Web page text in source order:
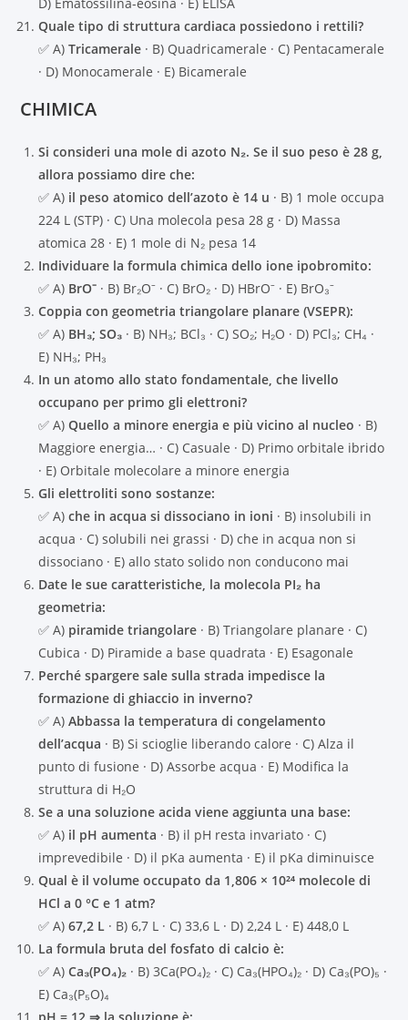
Quale tipo di struttura cardiaca possiedono i rettili?
✅ A)Tricamerale · B) Quadricamerale · C) Pentacamerale
· D) Monocamerale · E) Bicamerale
CHIMICA
Si consideri una mole di azoto N₂. Se il suo peso è 28 g,
allora possiamo dire che:
✅ A) il peso atomico dell’azoto è 14 u · B) 1 mole occupa
224 L (STP) · C) Una molecola pesa 28 g · D) Massa
atomica 28 · E) 1 mole di N₂ pesa 14
Individuare la formula chimica dello ione ipobromito:
✅ A) BrO⁻ · B) Br₂O⁻ · C) BrO₂ · D) HBrO⁻ · E) BrO₃⁻
Coppia con geometria triangolare planare (VSEPR):
✅ A) BH₃; SO₃ · B) NH₃; BCl₃ · C) SO₂; H₂O · D) PCl₃; CH₄ ·
E) NH₃; PH₃
In un atomo allo stato fondamentale, che livello
occupano per primo gli elettroni?
✅ A)Quello a minore energia e più vicino al nucleo · B)
Maggiore energia… · C) Casuale · D) Primo orbitale ibrido
· E) Orbitale molecolare a minore energia
Gli elettroliti sono sostanze:
✅ A)che in acqua si dissociano in ioni · B) insolubili in
acqua · C) solubili nei grassi · D) che in acqua non si
dissociano · E) allo stato solido non conducono mai
Date le sue caratteristiche, la molecola PI₂ ha
geometria:
✅ A) piramide triangolare · B) Triangolare planare · C)
Cubica · D) Piramide a base quadrata · E) Esagonale
Perché spargere sale sulla strada impedisce la
formazione di ghiaccio in inverno?
✅ A)Abbassa la temperatura di congelamento
dell’acqua · B) Si scioglie liberando calore · C) Alza il
punto di fusione · D) Assorbe acqua · E) Modifica la
struttura di H₂O
Se a una soluzione acida viene aggiunta una base:
✅ A) il pH aumenta · B) il pH resta invariato · C)
imprevedibile · D) il pKa aumenta · E) il pKa diminuisce
Qual è il volume occupato da 1,806 × 10²⁴ molecole di
HCl a 0 °C e 1 atm?
✅ A)67,2 L · B) 6,7 L · C) 33,6 L · D) 2,24 L · E) 448,0 L
La formula bruta del fosfato di calcio è:
✅ A)Ca₃(PO₄)₂ · B) 3Ca(PO₄)₂ · C) Ca₃(HPO₄)₂ · D) Ca₃(PO)₅ ·
E) Ca₃(P₅O)₄